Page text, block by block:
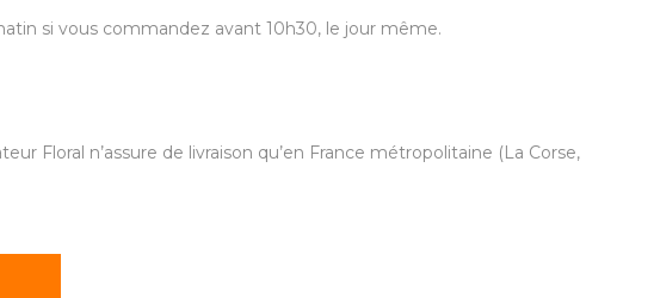
si vous commandez avant 10h30, le jour même.
Floral n’assure de livraison qu’en France métropolitaine (La Corse,